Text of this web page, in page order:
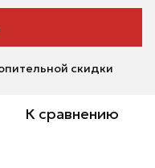
скидки
К сравнению